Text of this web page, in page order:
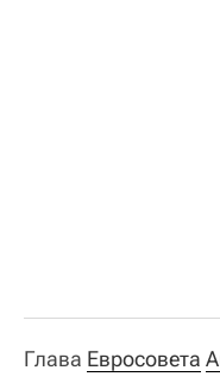
Глава Евросовета